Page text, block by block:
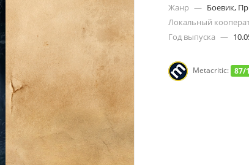
Жанр — Боевик,
Локальный
Год выпуска —
Metacritic: 87/